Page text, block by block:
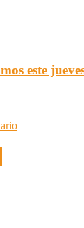
este